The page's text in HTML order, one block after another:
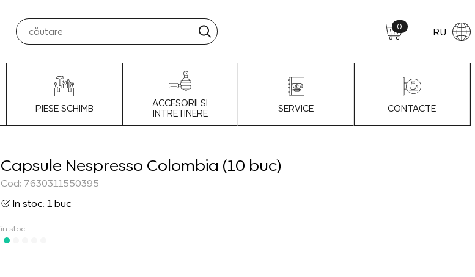
0 RU
PIESE SCHIMB
ACCESORII SI
INTRETINERE
SERVICE CONTACTE
Capsule Nespresso Colombia (10 buc)
Cod: 7630311550395
In stoc: 1 buc
în stoc